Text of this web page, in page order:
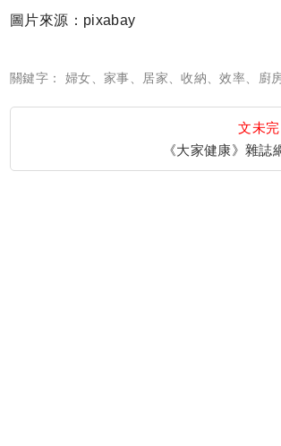
圖片來源：pixabay
關鍵字： 婦女 家事 居家 、收納 、效率 廚
文未完
《大家健康》雜誌